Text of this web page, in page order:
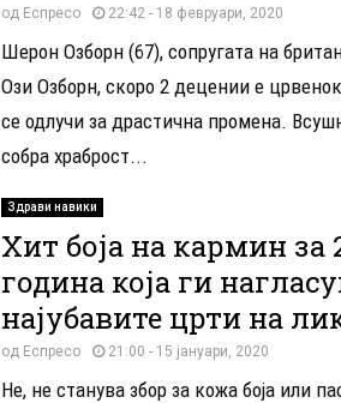
од Еспресо 22:42 - 18 февруари, 2020
Шерон Озборн (67), сопругата на
Ози Озборн, скоро 2 децении е
се одлучи за драстична промена.
собра храброст...
Здрави навики
Хит боја на кармин за
година која ги
најубавите црти на
од Еспресо 21:00 - 15 јануари, 2020
Не, не станува збор за кожа боја или